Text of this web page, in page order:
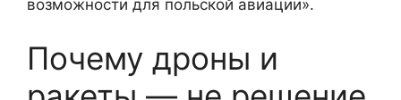
возможности для польской авиации».
Почему дроны и